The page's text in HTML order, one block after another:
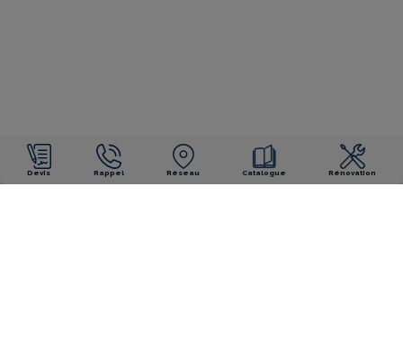
Devis Rappel Réseau Catalogue Rénovation